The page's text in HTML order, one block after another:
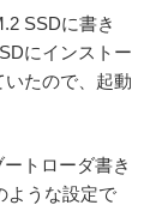
SSDに書き
にインストー
たので、起動
トローダ書き
ような設定で